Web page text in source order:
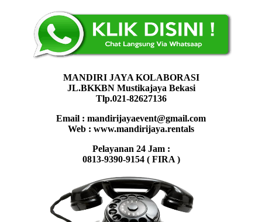
MANDIRI JAYA KOLABORASI
JL.BKKBN Mustikajaya Bekasi
Tlp.021-82627136
Email : mandirijayaevent@gmail.com
Web : www.mandirijaya.rentals
Pelayanan 24 Jam :
0813-9390-9154 ( FIRA )